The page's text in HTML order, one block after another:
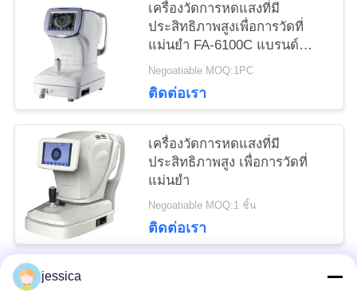
เครื่องวัดการหดแสงที่มี
ประสิทธิภาพสูงเพื่อการวัดที่
แม่นยํา FA-6100C แบรนด์
XINYUAN
Negoatiable MOQ:1PC
ติดต่อเรา
เครื่องวัดการหดแสงที่มี
ประสิทธิภาพสูง เพื่อการวัดที่
แม่นยํา
Negoatiable MOQ:1 ชิ้น
ติดต่อเรา
หมวดหมู่ยอดนิยม
jessica